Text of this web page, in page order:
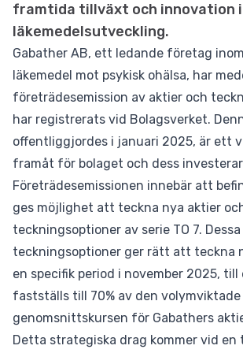
framtida tillväxt och innovation
läkemedelsutveckling.
Gabather AB, ett ledande företag
läkemedel mot psykisk ohälsa, har
företrädesemission av aktier och
har registrerats vid Bolagsverket.
offentliggjordes i januari 2025, är ett
framåt för bolaget och dess
Företrädesemissionen innebär att
ges möjlighet att teckna nya aktier
teckningsoptioner av serie TO 7. Dessa
teckningsoptioner ger rätt att teckna
en specifik period i november 2025, till
fastställs till 70% av den volymviktade
genomsnittskursen för Gabathers
Detta strategiska drag kommer vid en